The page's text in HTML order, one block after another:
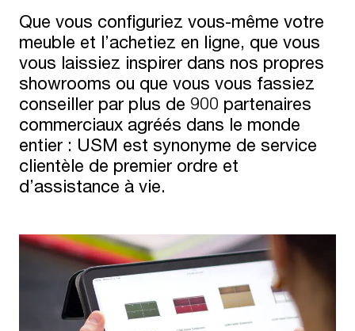
Que vous configuriez vous-même votre
meuble et l’achetiez en ligne, que vous
vous laissiez inspirer dans nos propres
showrooms ou que vous vous fassiez
conseiller par plus de 900 partenaires
commerciaux agréés dans le monde
entier : USM est synonyme de service
clientèle de premier ordre et
d’assistance à vie.